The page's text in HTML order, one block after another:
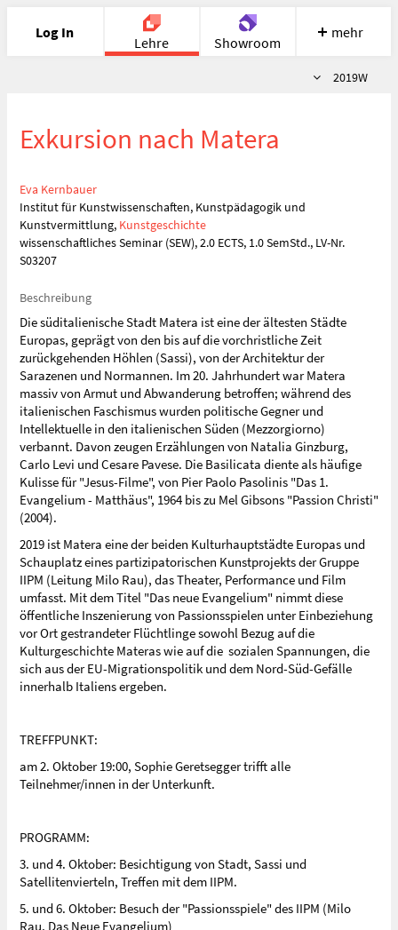
Log In
Lehre Showroom
Meet Recherche
mehr
Semester
2019W
Exkursion nach Matera
Eva Kernbauer
Institut für Kunstwissenschaften, Kunstpädagogik und
Kunstvermittlung, Kunstgeschichte
wissenschaftliches Seminar (SEW), 2.0 ECTS, 1.0 SemStd., LV-Nr.
S03207
Beschreibung
Die süditalienische Stadt Matera ist eine der ältesten Städte
Europas, geprägt von den bis auf die vorchristliche Zeit
zurückgehenden Höhlen (Sassi), von der Architektur der
Sarazenen und Normannen. Im 20. Jahrhundert war Matera
massiv von Armut und Abwanderung betroffen; während des
italienischen Faschismus wurden politische Gegner und
Intellektuelle in den italienischen Süden (Mezzorgiorno)
verbannt. Davon zeugen Erzählungen von Natalia Ginzburg,
Carlo Levi und Cesare Pavese. Die Basilicata diente als häufige
Kulisse für "Jesus-Filme", von Pier Paolo Pasolinis "Das 1.
Evangelium - Matthäus", 1964 bis zu Mel Gibsons "Passion Christi"
(2004).
2019 ist Matera eine der beiden Kulturhauptstädte Europas und
Schauplatz eines partizipatorischen Kunstprojekts der Gruppe
IIPM (Leitung Milo Rau), das Theater, Performance und Film
umfasst. Mit dem Titel "Das neue Evangelium" nimmt diese
öffentliche Inszenierung von Passionsspielen unter Einbeziehung
vor Ort gestrandeter Flüchtlinge sowohl Bezug auf die
Kulturgeschichte Materas wie auf die sozialen Spannungen, die
sich aus der EU-Migrationspolitik und dem Nord-Süd-Gefälle
innerhalb Italiens ergeben.
TREFFPUNKT:
am 2. Oktober 19:00, Sophie Geretsegger trifft alle
Teilnehmer/innen in der Unterkunft.
PROGRAMM:
3. und 4. Oktober: Besichtigung von Stadt, Sassi und
Satellitenvierteln, Treffen mit dem IIPM.
5. und 6. Oktober: Besuch der "Passionsspiele" des IIPM (Milo
Rau, Das Neue Evangelium)